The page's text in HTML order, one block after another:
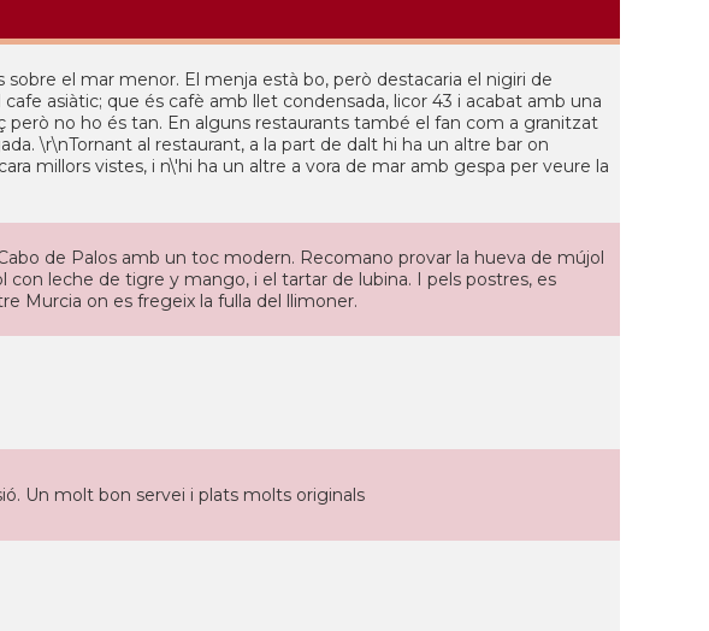
el mar menor. El menja està bo, però destacaria el nigiri de
asiàtic; que és cafè amb llet condensada, licor 43 i acabat amb una
però no ho és tan. En alguns restaurants també el fan com a granitzat
\r\nTornant al restaurant, a la part de dalt hi ha un altre bar on
millors vistes, i n\'hi ha un altre a vora de mar amb gespa per veure la
de Palos amb un toc modern. Recomano provar la hueva de mújol
con leche de tigre y mango, i el tartar de lubina. I pels postres, es
Murcia on es fregeix la fulla del llimoner.
Un molt bon servei i plats molts originals